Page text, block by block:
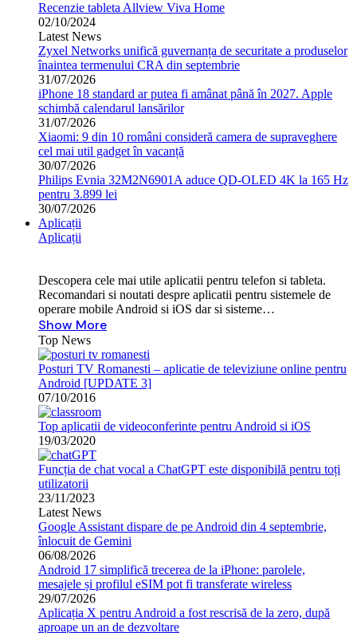
Recenzie tableta Allview Viva Home
02/10/2024
Latest News
Zyxel Networks unifică guvernanța de securitate a produselor
înaintea termenului CRA din septembrie
31/07/2026
iPhone 18 standard ar putea fi amânat până în 2027. Apple
schimbă calendarul lansărilor
31/07/2026
Xiaomi: 9 din 10 români consideră camera de supraveghere
cel mai util gadget în vacanță
30/07/2026
Philips Evnia 32M2N6901A aduce QD-OLED 4K la 165 Hz
pentru 3.899 lei
30/07/2026
Aplicații
Aplicații
Descopera cele mai utile aplicatii pentru telefon si tableta.
Recomandari si noutati despre aplicatii pentru sistemele de
operare mobile Android si iOS dar si sisteme…
Show More
Top News
Posturi TV Romanesti – aplicatie de televiziune online pentru
Android [UPDATE 3]
07/10/2016
Top aplicatii de videoconferinte pentru Android si iOS
19/03/2020
Funcția de chat vocal a ChatGPT este disponibilă pentru toți
utilizatorii
23/11/2023
Latest News
Google Assistant dispare de pe Android din 4 septembrie,
înlocuit de Gemini
06/08/2026
Android 17 simplifică trecerea de la iPhone: parolele,
mesajele și profilul eSIM pot fi transferate wireless
29/07/2026
Aplicația X pentru Android a fost rescrisă de la zero, după
aproape un an de dezvoltare